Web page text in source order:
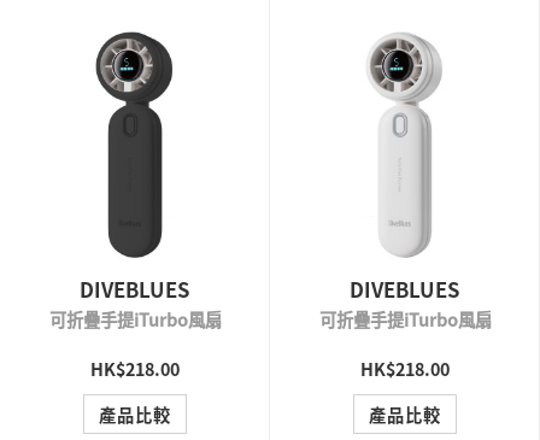
QUICK VIEW
DIVEBLUES
可折疊手提iTurbo風扇
HK$218.00
產品比較
QUICK VIEW
DIVEBLUES
可折疊手提iTurbo風扇
HK$218.00
產品比較